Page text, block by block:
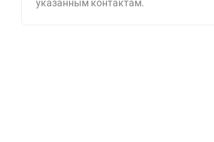
указанным контактам.